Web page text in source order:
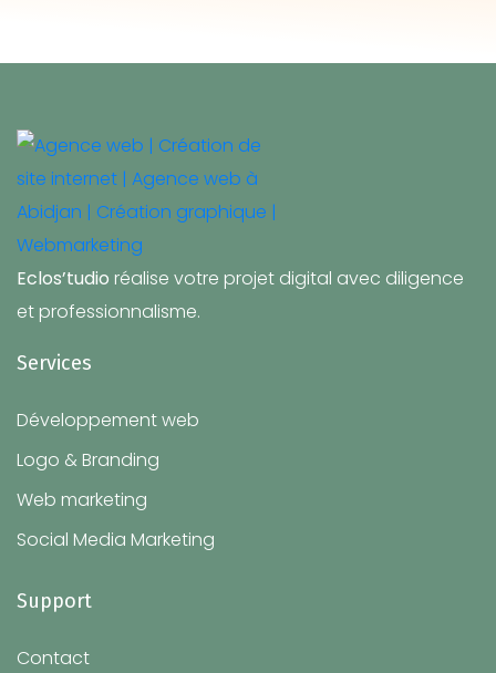
Eclos’tudio réalise votre projet digital avec diligence
et professionnalisme.
Services
Développement web
Logo & Branding
Web marketing
Social Media Marketing
Support
Contact